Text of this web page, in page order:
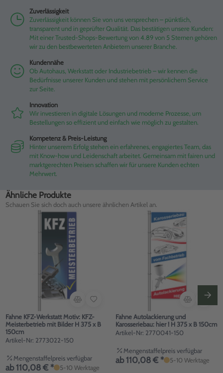
Zuverlässigkeit
Zuverlässigkeit können Sie von uns versprechen – pünktlich,
transparent und in geprüfter Qualität. Das bestätigen unsere Kunden:
Mit einer Trusted-Shops-Bewertung von 4.89 von 5 Sternen gehören
wir zu den bestbewerteten Anbietern unserer Branche.
Kundennähe
Ob Autohaus, Werkstatt oder Industriebetrieb – wir kennen die
Bedürfnisse unserer Kunden und stehen mit persönlichem Service
zur Seite.
Innovation
Wir investieren in digitale Lösungen und moderne Prozesse, um
Bestellungen so effizient und einfach wie möglich zu gestalten.
Kompetenz & Preis-Leistung
Hinter unserem Erfolg stehen ein erfahrenes, engagiertes Team, das
mit Know-how und Leidenschaft arbeitet. Gemeinsam mit fairen und
marktgerechten Preisen schaffen wir für unsere Kunden echten
Mehrwert.
Ähnliche Produkte
Schauen Sie sich doch auch unsere ähnlichen Artikel an.
Fahne KFZ-Werkstatt Motiv: KFZ-
Meisterbetrieb mit Bilder H 375 x B
150cm
Artikel-Nr: 2773022-150
Mengenstaffelpreis verfügbar
ab 110,08 € * 5-10 Werktage
Fahne Autolackierung und
Karosseriebau: hier ! H 375 x B 150cm
Artikel-Nr: 2770041-150
Mengenstaffelpreis verfügbar
ab 110,08 € * 5-10 Werktage